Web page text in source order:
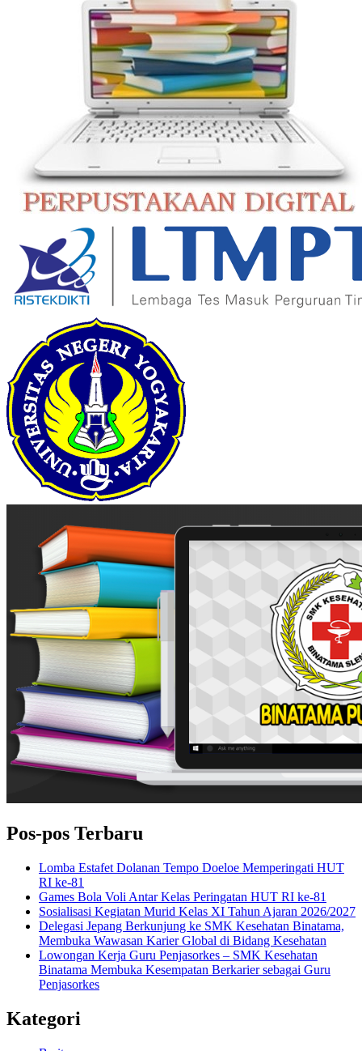
Pos-pos Terbaru
Lomba Estafet Dolanan Tempo Doeloe Memperingati HUT
RI ke-81
Games Bola Voli Antar Kelas Peringatan HUT RI ke-81
Sosialisasi Kegiatan Murid Kelas XI Tahun Ajaran 2026/2027
Delegasi Jepang Berkunjung ke SMK Kesehatan Binatama,
Membuka Wawasan Karier Global di Bidang Kesehatan
Lowongan Kerja Guru Penjasorkes – SMK Kesehatan
Binatama Membuka Kesempatan Berkarier sebagai Guru
Penjasorkes
Kategori